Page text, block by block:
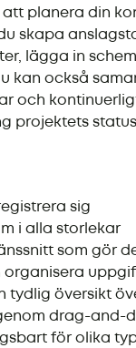
planera din
skapa
lägga in
kan också
och
projektets
sig
i alla storlekar
som gör
organisera
tydlig översikt
drag-and-
för olika